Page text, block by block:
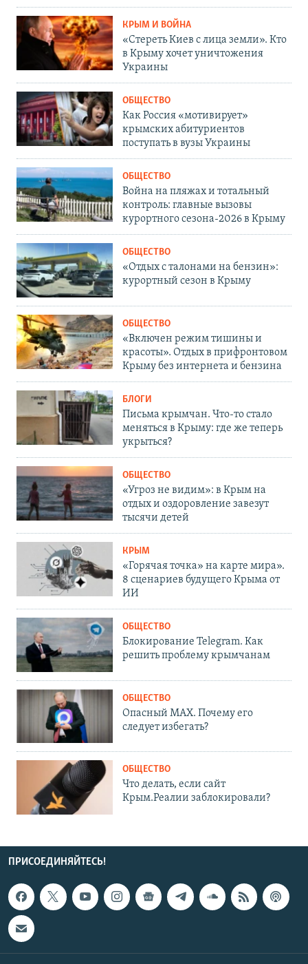
КРЫМ И ВОЙНА
«Стереть Киев с лица земли». Кто
в Крыму хочет уничтожения
Украины
ОБЩЕСТВО
Как Россия «мотивирует»
крымских абитуриентов
поступать в вузы Украины
ОБЩЕСТВО
Война на пляжах и тотальный
контроль: главные вызовы
курортного сезона-2026 в Крыму
ОБЩЕСТВО
«Отдых с талонами на бензин»:
курортный сезон в Крыму
ОБЩЕСТВО
«Включен режим тишины и
красоты». Отдых в прифронтовом
Крыму без интернета и бензина
БЛОГИ
Письма крымчан. Что-то стало
меняться в Крыму: где же теперь
укрыться?
ОБЩЕСТВО
«Угроз не видим»: в Крым на
отдых и оздоровление завезут
тысячи детей
КРЫМ
«Горячая точка» на карте мира».
8 сценариев будущего Крыма от
ИИ
ОБЩЕСТВО
Блокирование Telegram. Как
решить проблему крымчанам
ОБЩЕСТВО
Опасный MAX. Почему его
следует избегать?
ОБЩЕСТВО
Что делать, если сайт
Крым.Реалии заблокировали?
ПРИСОЕДИНЯЙТЕСЬ!